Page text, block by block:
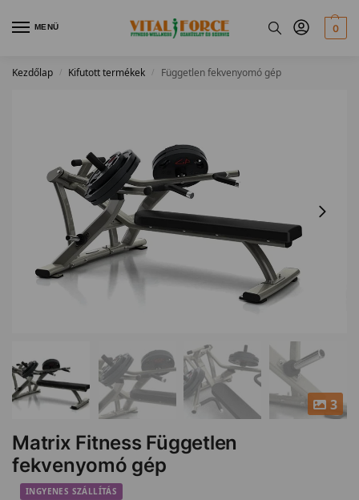
MENÜ 0
Kezdőlap / Kifutott termékek / Független fekvenyomó gép
3
Matrix Fitness Független
fekvenyomó gép
INGYENES SZÁLLÍTÁS